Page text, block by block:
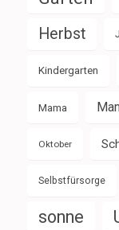
Herbst
Kindergarten
Mama
Oktober
Selbstfürsorge
sonne